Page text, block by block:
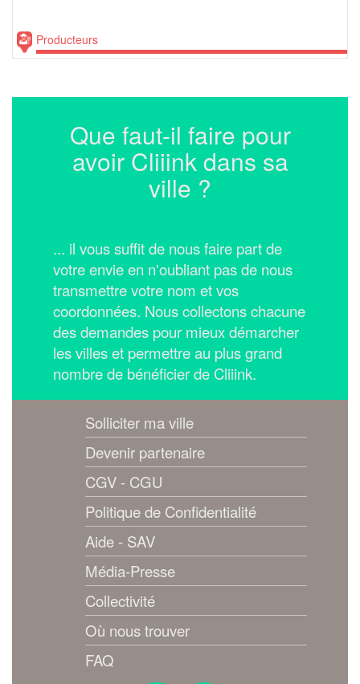
Producteurs
Que faut-il faire pour
avoir Cliiink dans sa
ville ?
... il vous suffit de nous faire part de
votre envie en n'oubliant pas de nous
transmettre votre nom et vos
coordonnées. Nous collectons chacune
des demandes pour mieux démarcher
les villes et permettre au plus grand
nombre de bénéficier de Cliiink.
Solliciter ma ville
Devenir partenaire
CGV - CGU
Politique de Confidentialité
Aide - SAV
Média-Presse
Collectivité
Où nous trouver
FAQ